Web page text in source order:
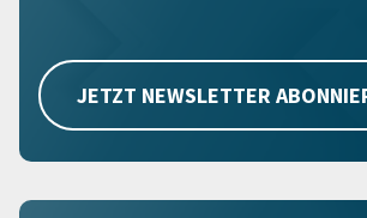
JETZT NEWSLETTER